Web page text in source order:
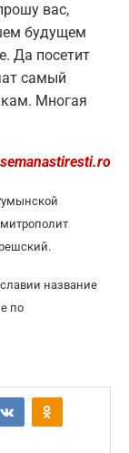
вас,
будущем
Да посетит
самый
Многая
название
по